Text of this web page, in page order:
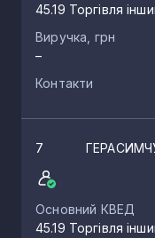
45.19 Торгівля
Виручка, грн
–
Контакти
7
Основний КВЕД
45.19 Торгівля